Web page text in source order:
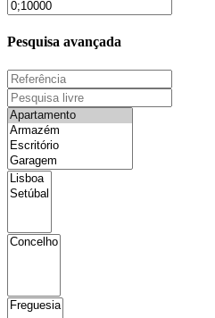
Pesquisa avançada